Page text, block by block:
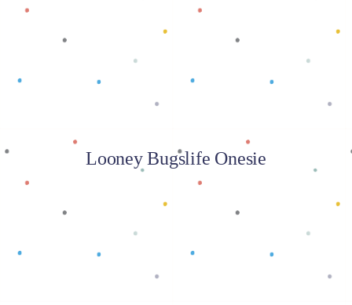
Baca selengkapnya
Looney Bugslife Onesie